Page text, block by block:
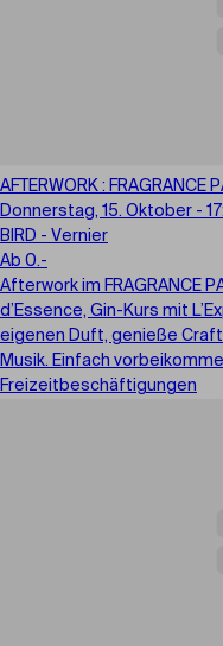
AFTERWORK : FRAGRANCE
Donnerstag, 15. Oktober -
BIRD - Vernier
Ab 0.-
Afterwork im FRAGRANCE
d’Essence, Gin-Kurs mit
eigenen Duft, genieße
Musik. Einfach
Freizeitbeschäftigungen